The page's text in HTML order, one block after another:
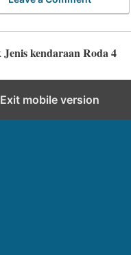
kendaraan Roda 4
Exit mobile version